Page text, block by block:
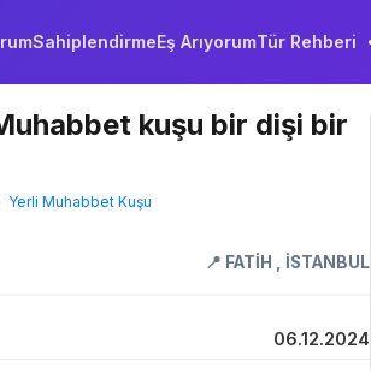
SahiplendirmeEş ArıyorumTür Rehberi
kuşu bir dişi bir
Yerli Muhabbet Kuşu
📍 FATİH İSTANBUL
06.12.2024